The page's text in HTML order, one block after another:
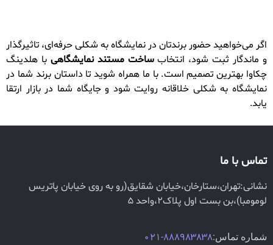
اگر می‌خواهید حضور برندتان در نمایشگاه به شکلی حرفه‌ای، تاثیرگذار
و ماندگار ثبت شود، انتخابساخت مستند نمایشگاهی با هلدینگ
چکاوا بهترین تصمیم است. با ما همراه شوید تا داستان برند شما در
نمایشگاه به شکلی خلاقانه روایت شود و جایگاه شما در بازار ارتقا
یابد.
تماس با ما
نشانی:تهران،ستارخان،خیابان شقایق(رو به روی خیابان پاتریس
لومومبا)،بن بست اول پلاک2،واحد 5
شماره تماس:888983838-021